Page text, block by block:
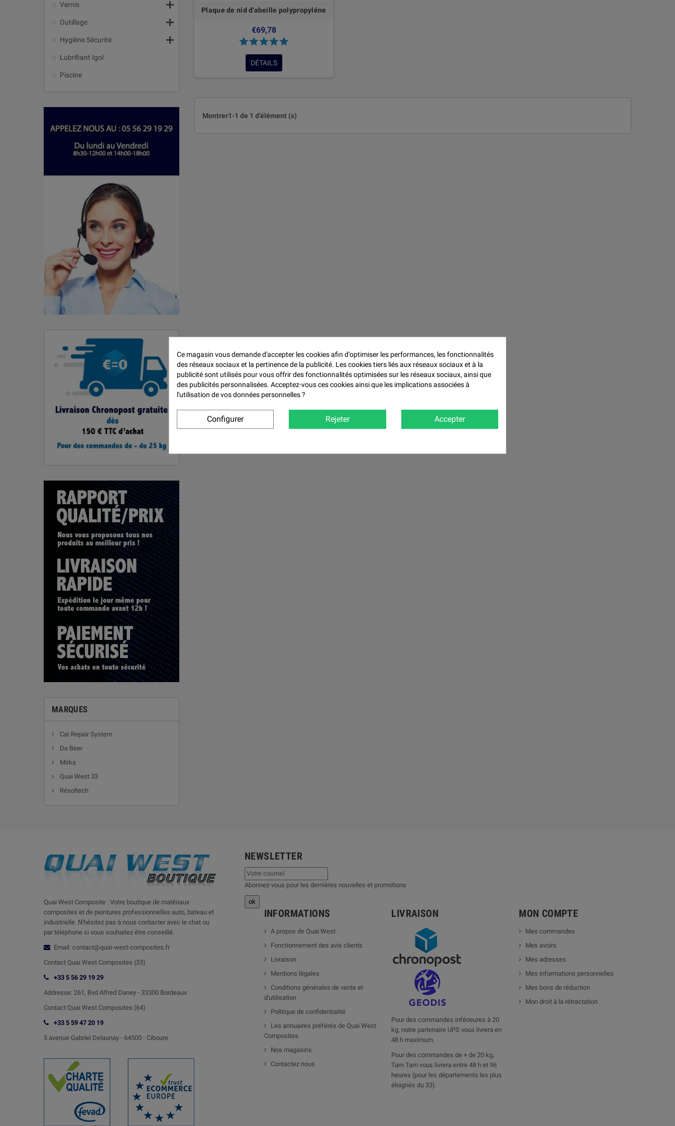
Vernis 
Outillage 
Hygiène Sécurité 
Lubrifiant Igol
Piscine
MARQUES
Car Repair System
De Beer
Mirka
Quai West 33
Résoltech
Plaque de nid d'abeille polypropyléne
€69,78
DÉTAILS
Montrer1-1 de 1 d'élément (s)
Quai West Composite : Votre boutique de matériaux
composites et de peintures professionnelles auto, bateau et
industrielle. N'hésitez pas à nous contacter avec le chat ou
par téléphone si vous souhaitez être conseillé.
Email: contact@quai-west-composites.fr
Contact Quai West Composites (33)
+33 5 56 29 19 29
Addresse: 261, Bvd Alfred Daney - 33300 Bordeaux
Contact Quai West Composites (64)
+33 5 59 47 20 19
5 avenue Gabriel Delaunay - 64500 - Ciboure
NEWSLETTER
Abonnez-vous pour les dernières nouvelles et promotions
INFORMATIONS
A propos de Quai West
Fonctionnement des avis clients
Livraison
Mentions légales
Conditions générales de vente et
d'utilisation
Politique de confidentialité
Les annuaires préférés de Quai West
Composites
Nos magasins
Contactez nous
LIVRAISON
Pour des commandes inférieures à 20
kg, notre partenaire UPS vous livrera en
48 h maximum.
Pour des commandes de + de 20 kg,
Tam Tam vous livrera entre 48 h et 96
heures (pour les départements les plus
éloignés du 33).
MON COMPTE
Mes commandes
Mes avoirs
Mes adresses
Mes informations personnelles
Mes bons de réduction
Mon droit à la rétractation
Ce magasin vous demande d'accepter les cookies afin d'optimiser les performances, les fonctionnalités
des réseaux sociaux et la pertinence de la publicité. Les cookies tiers liés aux réseaux sociaux et à la
publicité sont utilisés pour vous offrir des fonctionnalités optimisées sur les réseaux sociaux, ainsi que
des publicités personnalisées. Acceptez-vous ces cookies ainsi que les implications associées à
l'utilisation de vos données personnelles ?
Configurer Rejeter Accepter